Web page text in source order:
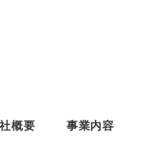
概要 事業内容